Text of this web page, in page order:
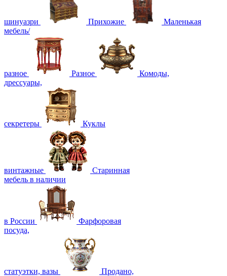
шинуазри Прихожие
Маленькая
мебель/
разное Разное
Комоды,
дрессуары,
секретеры Куклы
винтажные
Старинная
мебель в наличии
в России
Фарфоровая
посуда,
статуэтки, вазы Продано,